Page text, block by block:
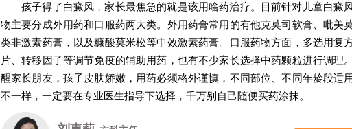
孩子得了白癜风，家长最焦急的就是该用啥药治疗。目前针对儿童白癜
物主要分成外用药和口服药两大类。外用药膏常用的有他克莫司软膏、吡美
类非激素药膏，以及糠酸莫米松等中效激素药膏。口服药物方面，多选用复
片、转移因子等调节免疫的辅助用药，也有不少家长选择中药颗粒进行调理
醒家长朋友，孩子皮肤娇嫩，用药必须格外谨慎，不同部位、不同年龄段适
不一样，一定要在专业医生指导下选择，千万别自己随便买药涂抹。